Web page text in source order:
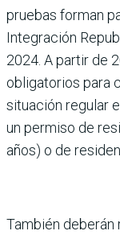
pruebas forman
Integración
2024. A partir de
obligatorios para
situación regular
un permiso de
años) o de
También